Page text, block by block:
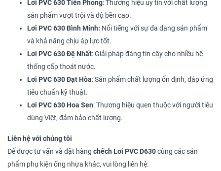
Lơi PVC 630 Tiền Phong: Thương hiệu uy tín với chất lượng
sản phẩm vượt trội và độ bền cao.
Lơi PVC 630 Bình Minh: Nổi tiếng với sự đa dạng sản phẩm
và khả năng chịu áp lực tốt.
Lơi PVC 630 Đệ Nhất: Giải pháp đáng tin cậy cho nhiều hệ
thống cấp thoát nước.
Lơi PVC 630 Đạt Hòa: Sản phẩm chất lượng ổn định, đáp ứng
tiêu chuẩn kỹ thuật.
Lơi PVC 630 Hoa Sen: Thương hiệu quen thuộc với người tiêu
dùng Việt, đảm bảo chất lượng.
Liên hệ với chúng tôi
Để được tư vấn và đặt hàng chếch Lơi PVC D630cùng các sản
phẩm phụ kiện ống nhựa khác, vui lòng liên hệ: